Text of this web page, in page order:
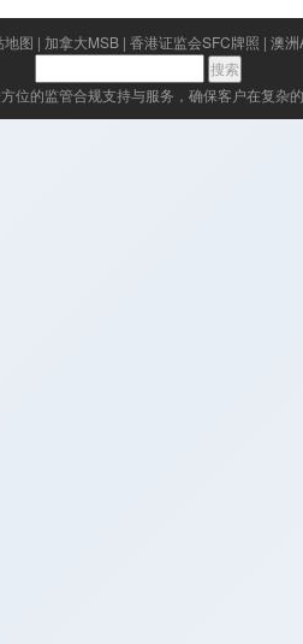
地图 | 加拿大MSB| 香港证监会SFC牌照 | 澳洲
位的监管合规支持与服务，确保客户在复杂